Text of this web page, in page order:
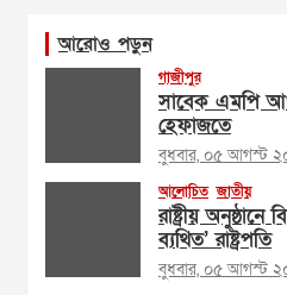
আরোও পড়ুন
গাজীপুর
সাবেক এমপি
হেফাজতে
বুধবার, ০৫ আগস্ট
আলোচিত জাতীয়
রাষ্ট্রীয়
ব্যথিত’ রাষ্ট্রপতি
বুধবার, ০৫ আগস্ট